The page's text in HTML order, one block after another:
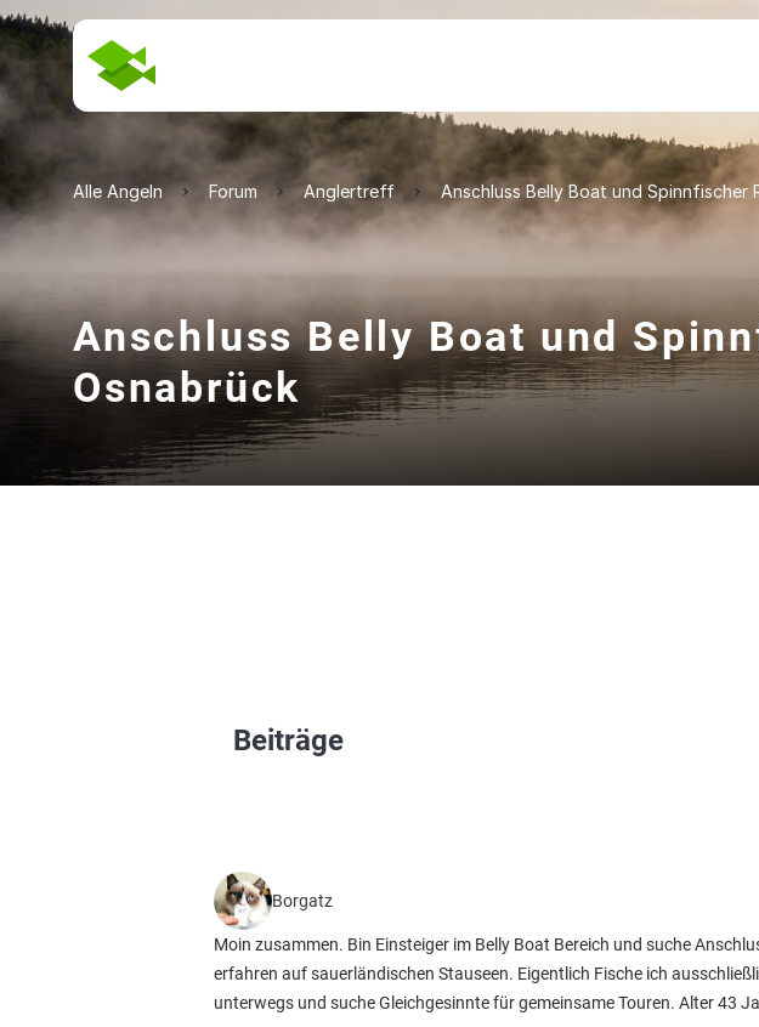
Alle Angeln Forum Anglertreff Anschluss Belly Boat und Spinnfischer
Anschluss Belly Boat und
Osnabrück
Beiträge
Borgatz
Moin zusammen. Bin Einsteiger im Belly Boat Bereich und suche
erfahren auf sauerländischen Stauseen. Eigentlich Fische ich
unterwegs und suche Gleichgesinnte für gemeinsame Touren. Alter 43